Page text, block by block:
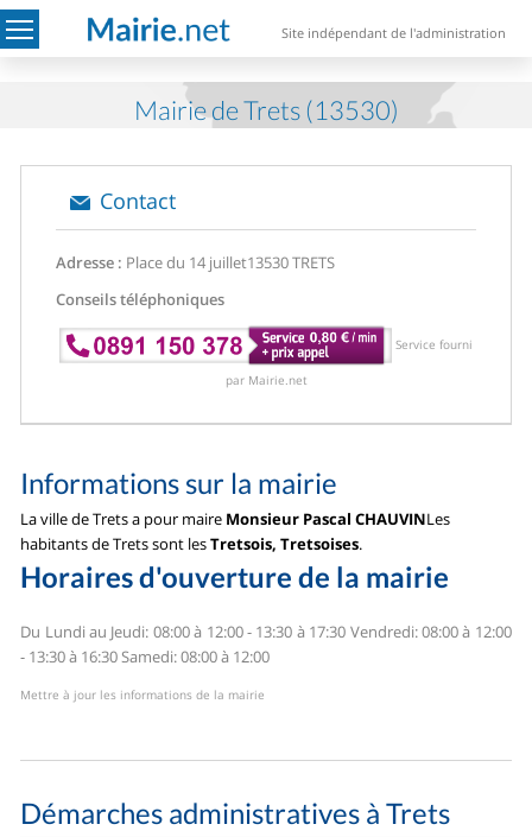
Site indépendant de l'administration
Mairie de Trets (13530)
Contact
Adresse : Place du 14 juillet13530 TRETS
Conseils téléphoniques
Service fourni
par Mairie.net
Informations sur la mairie
La ville de Trets a pour maire Monsieur Pascal CHAUVINLes
habitants de Trets sont lesTretsois, Tretsoises.
Horaires d'ouverture de la mairie
Du Lundi au Jeudi: 08:00 à 12:00 - 13:30 à 17:30 Vendredi: 08:00 à 12:00
- 13:30 à 16:30Samedi: 08:00 à 12:00
Mettre à jour les informations de la mairie
Démarches administratives à Trets